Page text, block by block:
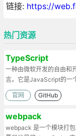
链接: https://
热门资源
TypeScript
一种由微软开发的自由和
言。它是JavaScript的一
官网 GitHub
webpack
webpack 是一个模块打